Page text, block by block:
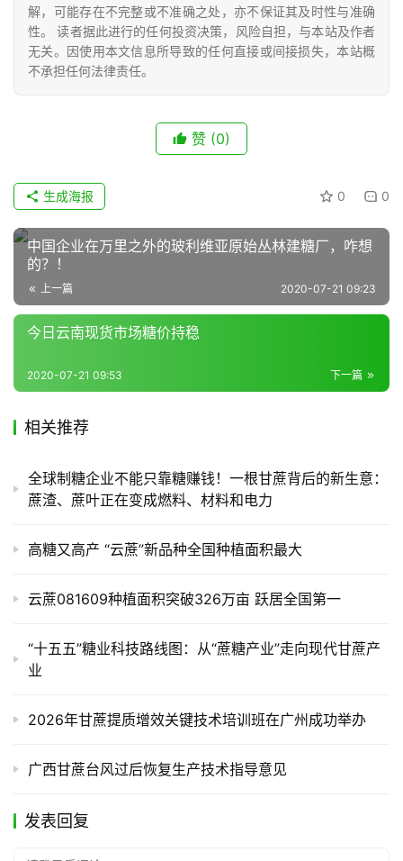
产
业
销
储
运
解，可能存在不完整或不准确之处，亦不保证其及时性与准确
性。 读者据此进行的任何投资决策，风险自担，与本站及作者
无关。因使用本文信息所导致的任何直接或间接损失，本站概
不承担任何法律责任。
赞 (0)
0 0
生成海报
中国企业在万里之外的玻利维亚原始丛林建糖厂，咋想
的？！
上一篇 2020-07-21 09:23
今日云南现货市场糖价持稳
下一篇
2020-07-21 09:53
相关推荐
全球制糖企业不能只靠糖赚钱！一根甘蔗背后的新生意：
蔗渣、蔗叶正在变成燃料、材料和电力
高糖又高产 “云蔗”新品种全国种植面积最大
云蔗081609种植面积突破326万亩 跃居全国第一
“十五五”糖业科技路线图：从“蔗糖产业”走向现代甘蔗产
业
2026年甘蔗提质增效关键技术培训班在广州成功举办
广西甘蔗台风过后恢复生产技术指导意见
发表回复